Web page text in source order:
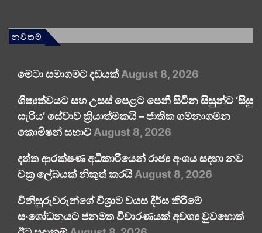
නවතම
මෙටා සමාගමට දඩයක් August 8, 2026
ශිෂ්‍යත්වයට සහ උසස් පෙළට පෙනී සිටින සිසුන්ට ‘සිසු
සැරිය’ සේවාව ක්‍රියාත්මකයි – ජාතික ගමනාගමන
කොමිෂන් සභාව August 8, 2026
දත්ත ආරක්ෂණ අධිකාරියෙන් රාජ්‍ය අංශය සඳහා නව
චක්‍ර ලේඛයක් නිකුත් කරයි August 8, 2026
විනිසුරුවරුන්ගේ විශ්‍රාම වයස දීර්ඝ කිරීමේ
සංශෝධනයට ජනමත විචාරණයක් අවශ්‍ය වුවහොත්